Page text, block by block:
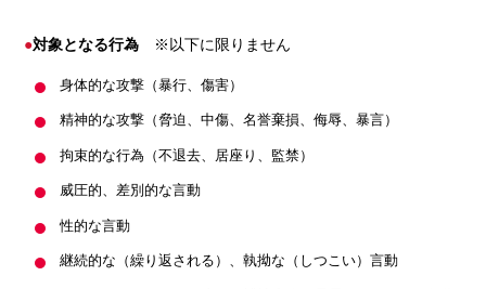
対象となる行為 ※以下に限りません
身体的な攻撃（暴行、傷害）
精神的な攻撃（脅迫、中傷、名誉棄損、侮辱、暴言）
拘束的な行為（不退去、居座り、監禁）
威圧的、差別的な言動
性的な言動
継続的な（繰り返される）、執拗な（しつこい）言動